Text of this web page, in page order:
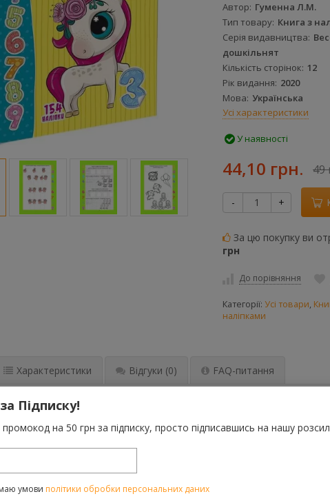
Автор Гуменна Л.М.
Тип товару Книга з
Серія видавництва
дошкільнят
Кількість сторінок 12
Рік видання 2020
Мова Українська
Усі характеристики
У наявності
44,10 грн. 49
- +
За цю покупку ви
грн
До порівняння
Категорії: Усі товари,
наліпками
Характеристики Відгуки (0) FAQ-питання
чудовим помічником для підготовки дитини до школи.
та мовні ігри з наліпками, а також графічні завдання
ТАКОЖ КУПУЮТЬ
Підписку!
на 50 грн за підписку, просто підписавшись на нашу
умови політики обробки персональних даних